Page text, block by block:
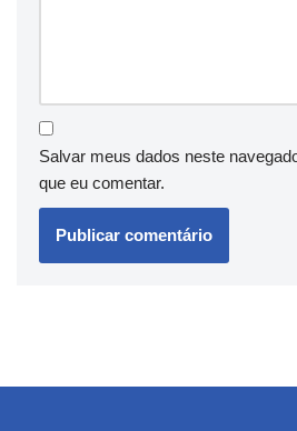
Salvar meus dados neste
que eu comentar.